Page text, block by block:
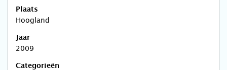
Plaats
Hoogland
Jaar
2009
Categorieën